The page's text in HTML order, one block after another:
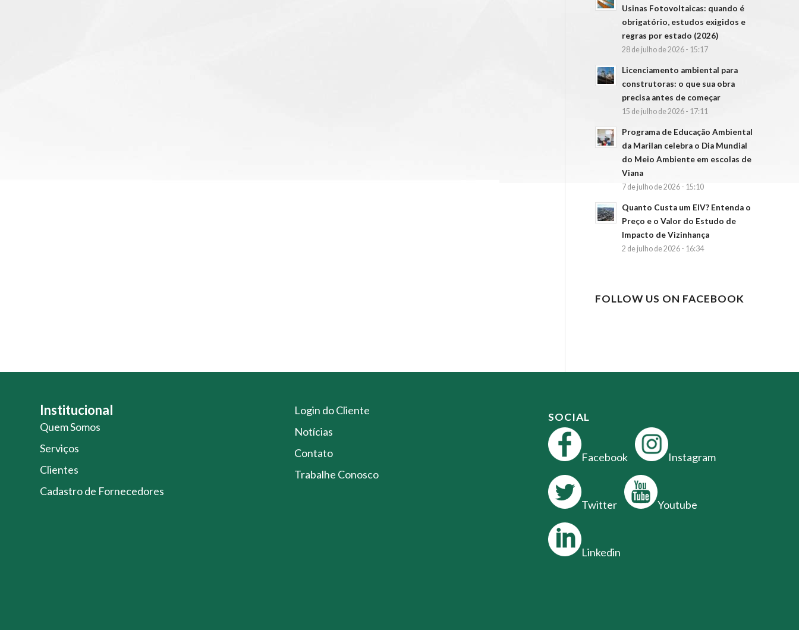
Usinas Fotovoltaicas: quando é
obrigatório, estudos exigidos e
regras por estado (2026)
28 de julho de 2026 - 15:17
Licenciamento ambiental para
construtoras: o que sua obra
precisa antes de começar
15 de julho de 2026 - 17:11
Programa de Educação Ambiental
da Marilan celebra o Dia Mundial
do Meio Ambiente em escolas de
Viana
7 de julho de 2026 - 15:10
Quanto Custa um EIV? Entenda o
Preço e o Valor do Estudo de
Impacto de Vizinhança
2 de julho de 2026 - 16:34
FOLLOW US ON FACEBOOK
Institucional
Quem Somos
Serviços
Clientes
Cadastro de Fornecedores
Login do Cliente
Notícias
Contato
Trabalhe Conosco
SOCIAL
Facebook Instagram
Twitter Youtube
Linkedin